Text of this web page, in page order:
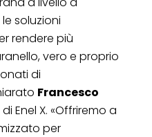
soluzioni
rendere più
vero e proprio
di
Francesco
Enel X. «Offriremo a
per